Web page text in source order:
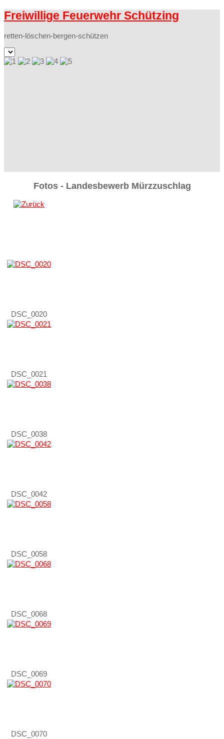
Freiwillige Feuerwehr Schützing
retten-löschen-bergen-schützen
Fotos - Landesbewerb Mürzzuschlag
DSC_0020
DSC_0021
DSC_0038
DSC_0042
DSC_0058
DSC_0068
DSC_0069
DSC_0070